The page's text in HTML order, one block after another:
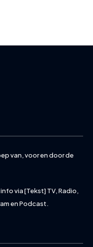
van, voor en door de
via [Tekst] TV, Radio,
en Podcast.